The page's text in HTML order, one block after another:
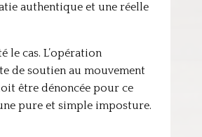
authentique et une réelle
le cas. L’opération
de soutien au mouvement
être dénoncée pour ce
pure et simple imposture.